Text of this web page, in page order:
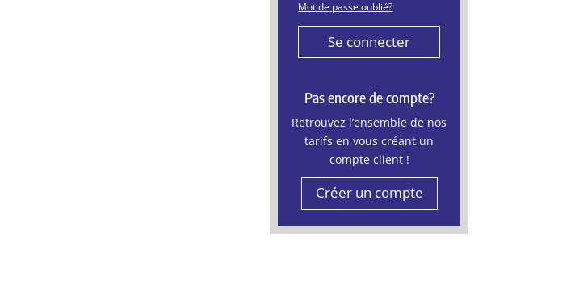
Mot de passe oublié?
Se connecter
Pas encore de compte?
Retrouvez l’ensemble de nos
tarifs en vous créant un
compte client !
Créer un compte